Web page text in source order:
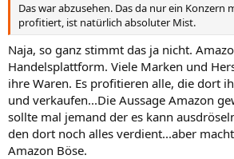
Das war abzusehen. Das da nur ein Konzern
profitiert, ist natürlich absoluter Mist.
Naja, so ganz stimmt das ja nicht.
Handelsplattform. Viele Marken und
ihre Waren. Es profitieren alle, die dort
und verkaufen...Die Aussage Amazon
sollte mal jemand der es kann
den dort noch alles verdient...aber
Amazon Böse.